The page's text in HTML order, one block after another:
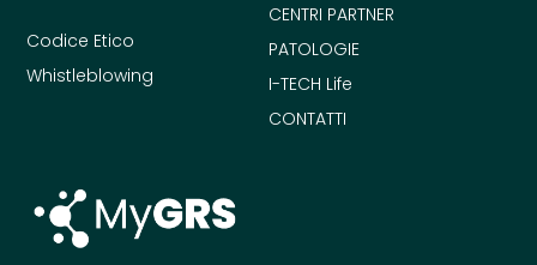
CENTRI PARTNER
PATOLOGIE
I-TECH Life
CONTATTI
Codice Etico
Whistleblowing